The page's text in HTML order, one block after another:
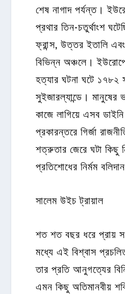
শেষ নাগাদ পর্যন্ত।
প্রথার তিন-চতুর্থাংশ
ফ্রান্স, উত্তর ইতালি
বিভিন্ন অঞ্চলে।
হত্যার ঘটনা ঘটে ১৭৮২
সুইজারল্যান্ডে।
কাজে লাগিয়ে এসব
প্রকারন্তরে গির্জা
শত্রুতার জেরে ঘটা কিছু
প্রতিশোধের নির্মম
সালেম উইচ ট্রায়াল
শত শত বছর ধরে প্রায়
মধ্যে এই বিশ্বাস
তার প্রতি আনুগত্যের
এমন কিছু অতিমানবীয়